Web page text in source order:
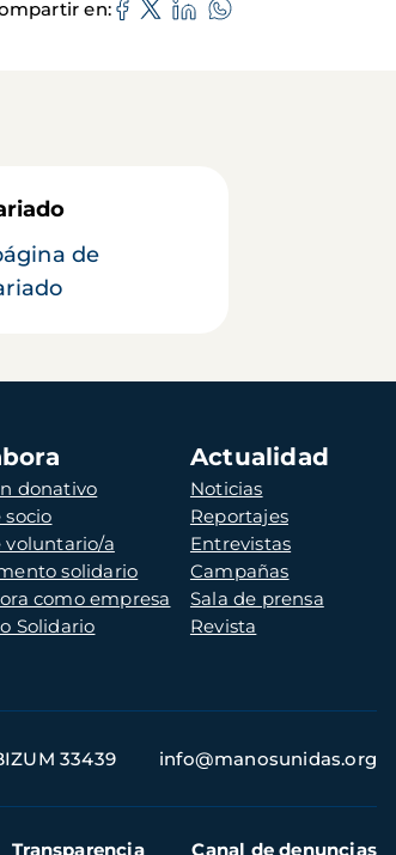
en
de
donativo
socio
voluntario/a
solidario
como empresa
Solidario
Actualidad
Noticias
Reportajes
Entrevistas
Campañas
Sala de prensa
Revista
33439 info@manosunidas.org
Transparencia Canal de denuncias